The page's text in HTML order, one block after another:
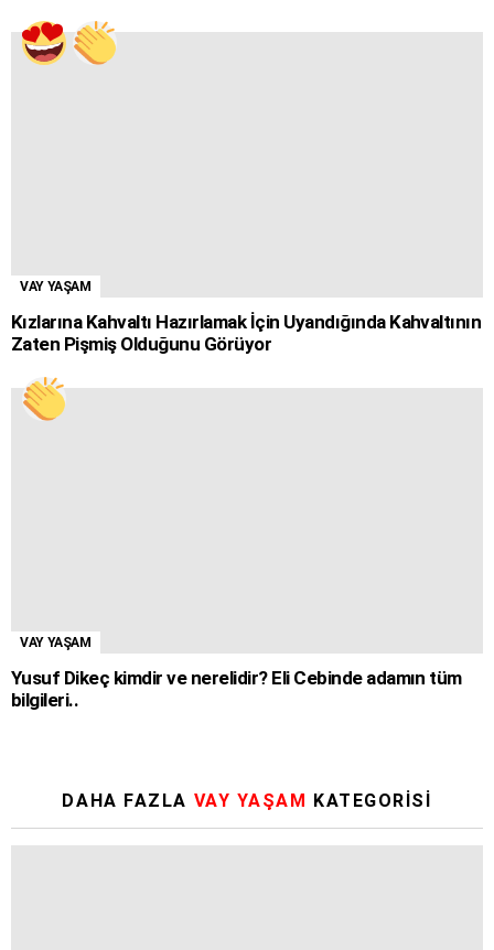
VAY YAŞAM
Kızlarına Kahvaltı Hazırlamak İçin Uyandığında Kahvaltının
Zaten Pişmiş Olduğunu Görüyor
VAY YAŞAM
Yusuf Dikeç kimdir ve nerelidir? Eli Cebinde adamın tüm
bilgileri..
DAHA FAZLA VAY YAŞAM KATEGORISI